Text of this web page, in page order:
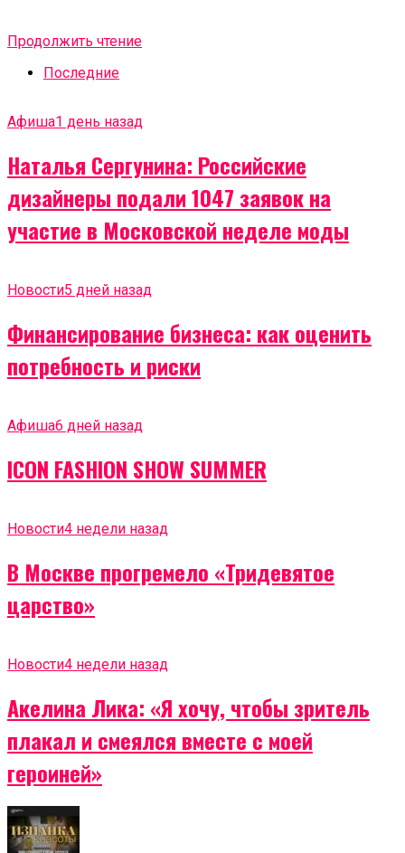
Продолжить чтение
Последние
Афиша1 день назад
Наталья Сергунина: Российские
дизайнеры подали 1047 заявок на
участие в Московской неделе моды
Новости5 дней назад
Финансирование бизнеса: как оценить
потребность и риски
Афиша6 дней назад
ICON FASHION SHOW SUMMER
Новости4 недели назад
В Москве прогремело «Тридевятое
царство»
Новости4 недели назад
Акелина Лика: «Я хочу, чтобы зритель
плакал и смеялся вместе с моей
героиней»